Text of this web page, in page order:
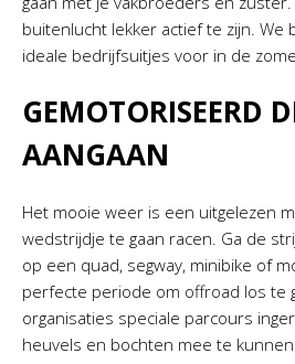
buitenlucht lekker actief te zijn. We
ideale bedrijfsuitjes voor in de
GEMOTORISEERD
AANGAAN
Het mooie weer is een uitgelezen
wedstrijdje te gaan racen. Ga de
op een quad, segway, minibike of
perfecte periode om offroad los te
organisaties speciale parcours
heuvels en bochten mee te